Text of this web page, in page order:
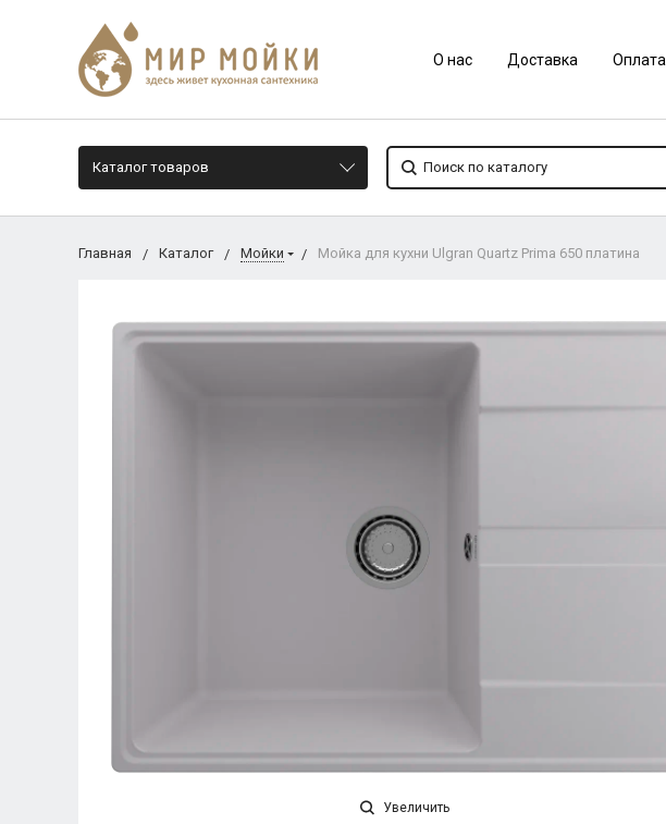
О нас Доставка Оплата
Каталог товаров
Главная Каталог Мойки Мойка для кухни Ulgran Quartz Prima 650 платина
Увеличить